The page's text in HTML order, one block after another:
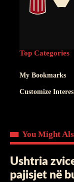
Top Categories
My Bookmarks
Customize
You Might
Ushtria
pajisjet në